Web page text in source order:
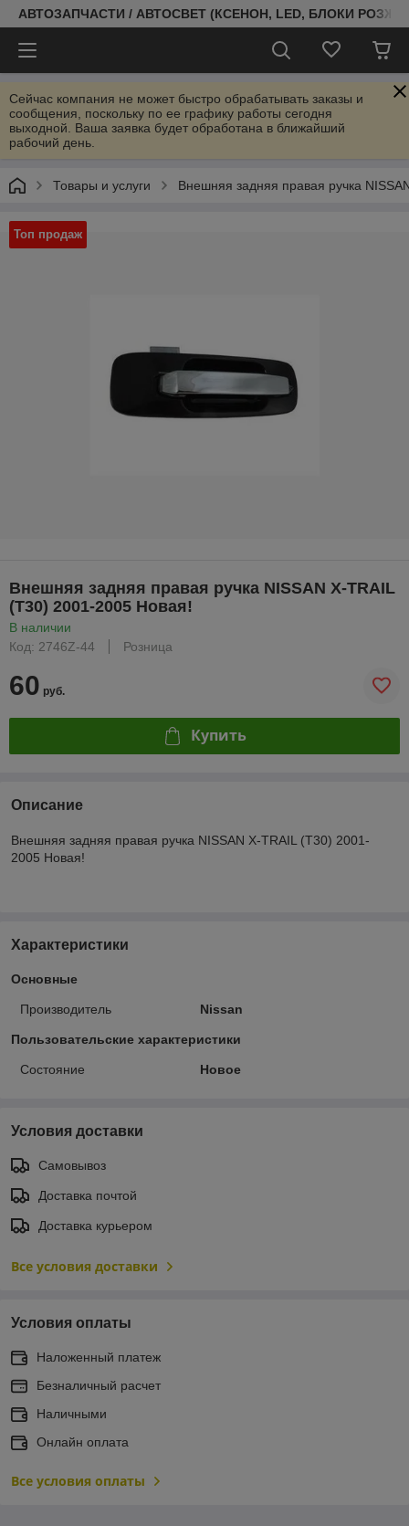
АВТОЗАПЧАСТИ / АВТОСВЕТ (КСЕНОН, LED, БЛОКИ
Сейчас компания не может быстро обрабатывать заказы и
сообщения, поскольку по ее графику работы сегодня
выходной. Ваша заявка будет обработана в ближайший
рабочий день.
Товары и услуги Внешняя задняя правая ручка
Топ продаж
Внешняя задняя правая ручка NISSAN X-TRAIL
(T30) 2001-2005 Новая!
В наличии
Код: 2746Z-44
Розница
60 руб.
Купить
Описание
Внешняя задняя правая ручка NISSAN X-TRAIL (T30) 2001-
2005 Новая!
Характеристики
Основные
Производитель Nissan
Пользовательские характеристики
Состояние Новое
Условия доставки
Самовывоз
Доставка почтой
Доставка курьером
Все условия доставки
Условия оплаты
Наложенный платеж
Безналичный расчет
Наличными
Онлайн оплата
Все условия оплаты